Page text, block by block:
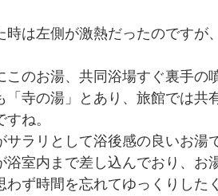
時は左側が激熱だったのですが
このお湯、共同浴場すぐ裏手の
「寺の湯」とあり、旅館では共
ね。
サラリとして浴後感の良いお湯
浴室内まで差し込んでおり、お
わず時間を忘れてゆっくりした